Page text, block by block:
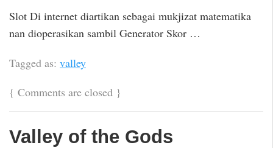
Slot Di internet diartikan sebagai mukjizat matematika
nan dioperasikan sambil Generator Skor …
Tagged as: valley
{ Comments are closed }
Valley of the Gods